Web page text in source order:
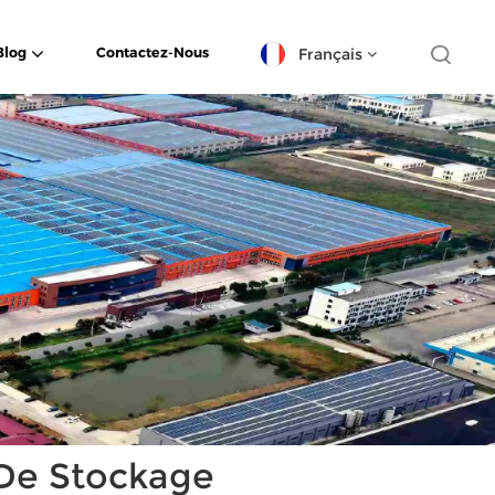
Contactez-Nous Français
English
español
日本語
한국의
Deutsch
français
العربية
Stockage